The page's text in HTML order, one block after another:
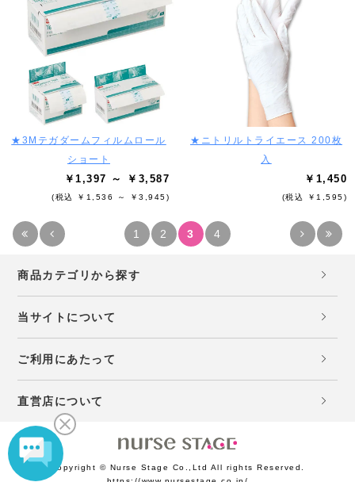
★3Mテガダームフィルムロール
ショート
￥1,397 ～ ￥3,587
(税込 ￥1,536 ～ ￥3,945)
★ニトリルトライエース 200枚
入
￥1,450
(税込 ￥1,595)
1 2 3 4
商品カテゴリから探す
当サイトについて
ご利用にあたって
直営店について
Copyright © Nurse Stage Co.,Ltd All rights Reserved.